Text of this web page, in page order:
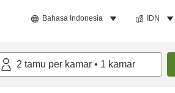
Bahasa Indonesia IDN
2 tamu per kamar • 1 kamar